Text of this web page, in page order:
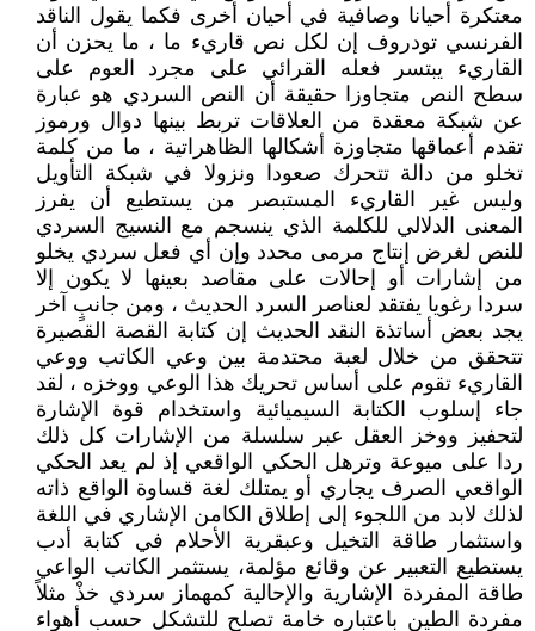
معتكرة أحيانا وصافية في أحيان أخرى فكما يقول الناقد
الفرنسي تودروف إن لكل نص قاريء ما ، ما يحزن أن
القاريء يبتسر فعله القرائي على مجرد العوم على
سطح النص متجاوزا حقيقة أن النص السردي هو عبارة
عن شبكة معقدة من العلاقات تربط بينها دوال ورموز
تقدم أعماقها متجاوزة أشكالها الظاهراتية ، ما من كلمة
تخلو من دالة تتحرك صعودا ونزولا في شبكة التأويل
وليس غير القاريء المستبصر من يستطيع أن يفرز
المعنى الدلالي للكلمة الذي ينسجم مع النسيج السردي
للنص لغرض إنتاج مرمى محدد وإن أي فعل سردي يخلو
من إشارات أو إحالات على مقاصد بعينها لا يكون إلا
سردا رغويا يفتقد لعناصر السرد الحديث ، ومن جانبٍ آخر
يجد بعض أساتذة النقد الحديث إن كتابة القصة القصيرة
تتحقق من خلال لعبة محتدمة بين وعي الكاتب ووعي
القاريء تقوم على أساس تحريك هذا الوعي ووخزه ، لقد
جاء إسلوب الكتابة السيميائية واستخدام قوة الإشارة
لتحفيز ووخز العقل عبر سلسلة من الإشارات كل ذلك
ردا على ميوعة وترهل الحكي الواقعي إذ لم يعد الحكي
الواقعي الصرف يجاري أو يمتلك لغة قساوة الواقع ذاته
لذلك لابد من اللجوء إلى إطلاق الكامن الإشاري في اللغة
واستثمار طاقة التخيل وعبقرية الأحلام في كتابة أدب
يستطيع التعبير عن وقائع مؤلمة، يستثمر الكاتب الواعي
طاقة المفردة الإشارية والإحالية كمهماز سردي خذْ مثلاً
مفردة الطين باعتباره خامة تصلح للتشكل حسب أهواء